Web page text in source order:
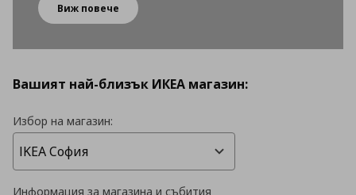
Виж повече
Вашият най-близък ИКЕА магазин:
Избор на магазин:
Информация за магазина и събития